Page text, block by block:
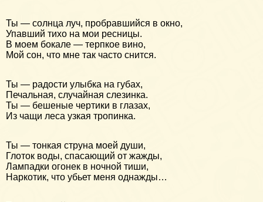
Ты — солнца луч, пробравшийся в окно,
Упавший тихо на мои ресницы.
В моем бокале — терпкое вино,
Мой сон, что мне так часто снится.
Ты — радости улыбка на губах,
Печальная, случайная слезинка.
Ты — бешеные чертики в глазах,
Из чащи леса узкая тропинка.
Ты — тонкая струна моей души,
Глоток воды, спасающий от жажды,
Лампадки огонек в ночной тиши,
Наркотик, что убьет меня однажды…